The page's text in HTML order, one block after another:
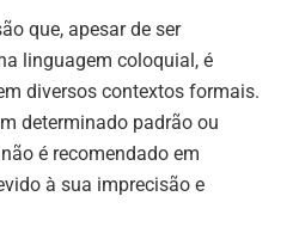
que, apesar de ser
linguagem coloquial, é
diversos contextos formais.
determinado padrão ou
é recomendado em
à sua imprecisão e